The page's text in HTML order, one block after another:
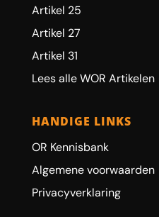
Artikel 25
Artikel 27
Artikel 31
Lees alle WOR Artikelen
HANDIGE LINKS
OR Kennisbank
Algemene voorwaarden
Privacyverklaring